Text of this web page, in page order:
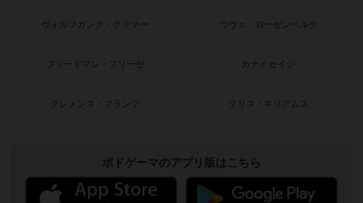
ヴォルフガング・クラマー ウヴェ・ローゼンベルク
フリードマン・フリーゼ カナイセイジ
クレメンス・フランツ クリス・キリアムス
ボドゲーマのアプリ版はこちら